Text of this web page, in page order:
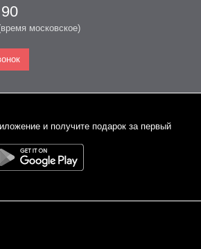
московское)
и получите подарок за первый